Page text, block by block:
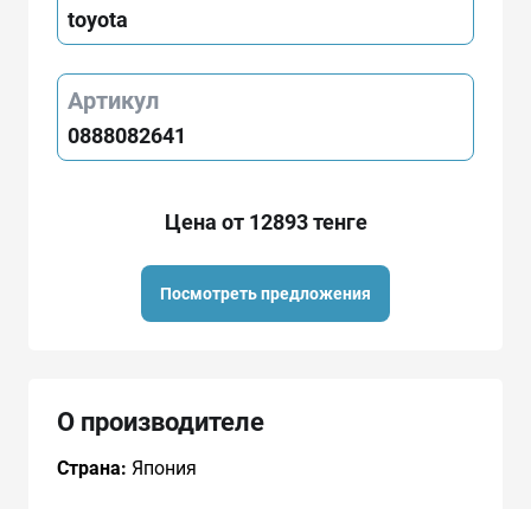
toyota
Артикул
0888082641
Цена от 12893 тенге
Посмотреть предложения
О производителе
Страна: Япония